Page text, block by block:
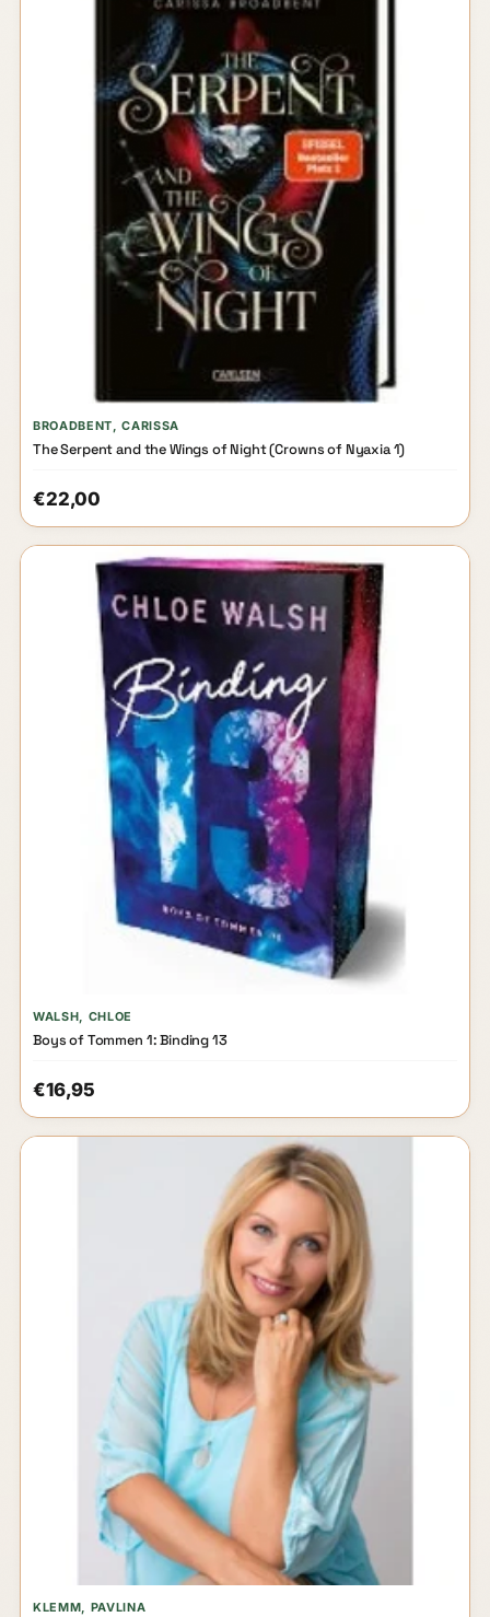
BROADBENT, CARISSA
The Serpent and the Wings of Night (Crowns of Nyaxia 1)
€22,00
WALSH, CHLOE
Boys of Tommen 1: Binding 13
€16,95
KLEMM, PAVLINA